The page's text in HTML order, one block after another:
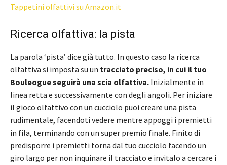
Tappetini olfattivi su Amazon.it
Ricerca olfattiva: la pista
La parola ‘pista’ dice già tutto. In questo caso la ricerca
olfattiva si imposta su un tracciato preciso, in cui il tuo
Bouleogue seguirà una scia olfattiva. Inizialmente in
linea retta e successivamente con degli angoli. Per iniziare
il gioco olfattivo con un cucciolo puoi creare una pista
rudimentale, facendoti vedere mentre appoggi i premietti
in fila, terminando con un super premio finale. Finito di
predisporre i premietti torna dal tuo cucciolo facendo un
giro largo per non inquinare il tracciato e invitalo a cercare i